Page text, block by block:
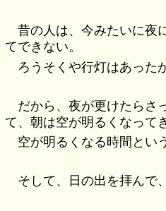
昔の人は、今みたいに夜
てできない。
ろうそくや行灯はあった
だから、夜が更けたらさ
て、朝は空が明るくなって
空が明るくなる時間とい
そして、日の出を拝んで